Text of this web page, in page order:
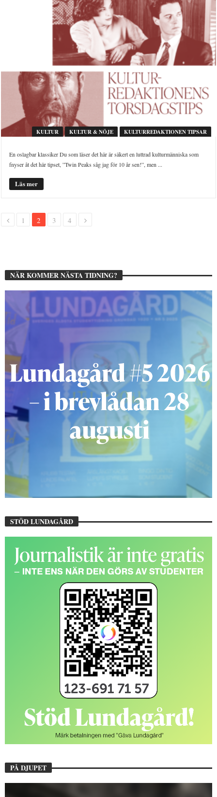
KULTUR KULTUR & NÖJE KULTURREDAKTIONEN TIPSAR
En oslagbar klassiker Du som läser det här är säkert en luttrad kulturmänniska som
fnyser åt det här tipset, ”Twin Peaks såg jag för 10 år sen!”, men ...
Läs mer
1 2 3 4
NÄR KOMMER NÄSTA TIDNING?
STÖD LUNDAGÅRD
PÅ DJUPET